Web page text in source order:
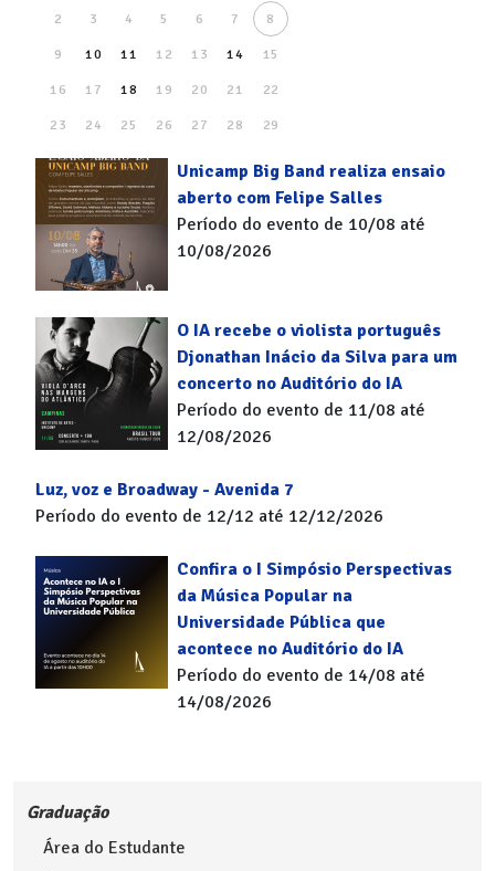
2 3 4 5 6 7 8
9 10 11 12 13 14 15
16 17 18 19 20 21 22
23 24 25 26 27 28 29
30 31
Unicamp Big Band realiza ensaio
aberto com Felipe Salles
Período do evento de 10/08 até
10/08/2026
O IA recebe o violista português
Djonathan Inácio da Silva para um
concerto no Auditório do IA
Período do evento de 11/08 até
12/08/2026
Luz, voz e Broadway - Avenida 7
Período do evento de 12/12 até 12/12/2026
Confira o I Simpósio Perspectivas
da Música Popular na
Universidade Pública que
acontece no Auditório do IA
Período do evento de 14/08 até
14/08/2026
Graduação
Área do Estudante